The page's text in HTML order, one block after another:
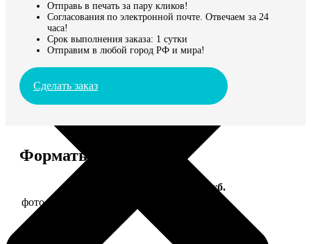
Отправь в печать за пару кликов!
Согласования по электронной почте. Отвечаем за 24
часа!
Срок выполнения заказа: 1 сутки
Отправим в любой город РФ и мира!
Сделать заказ
Форматы и цены
Цена, руб.
фото 30х30 в деревянной рамке